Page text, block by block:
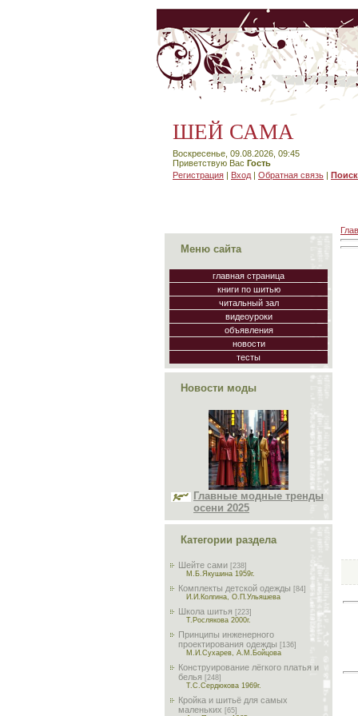
ШЕЙ САМА
Воскресенье, 09.08.2026, 09:45
Приветствую Вас Гость
Регистрация | Вход | Обратная связь |
Меню сайта
главная страница
книги по шитью
читальный зал
видеоуроки
объявления
новости
тесты
Новости моды
Главные модные тренды
осени 2025
Категории раздела
Шейте сами [238]
М.Б.Якушина 1959г.
Комплекты детской одежды [84]
И.И.Колгина, О.П.Ульяшева
Школа шитья [223]
Т.Рослякова 2000г.
Принципы инженерного
проектирования одежды [136]
М.И.Сухарев, А.М.Бойцова
Конструирование лёгкого платья и
белья [248]
Т.С.Сердюкова 1969г.
Кройка и шитьё для самых
маленьких [65]